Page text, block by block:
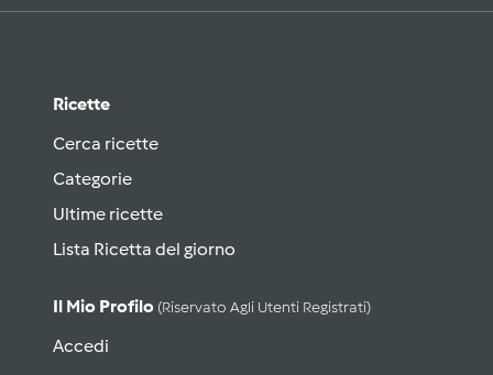
Ricette
Cerca ricette
Categorie
Ultime ricette
Lista Ricetta del giorno
Il Mio Profilo (riservato Agli Utenti Registrati)
Accedi